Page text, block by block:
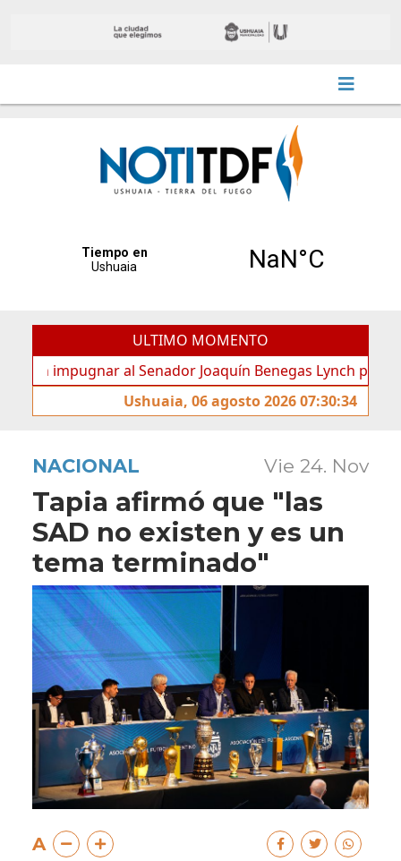
ULTIMO MOMENTO
al Senador Joaquín Benegas Lynch por “conflicto
Ushuaia, 06 agosto 2026 07:30:34
NACIONAL Vie 24. Nov
Tapia afirmó que "las
SAD no existen y es un
tema terminado"
A